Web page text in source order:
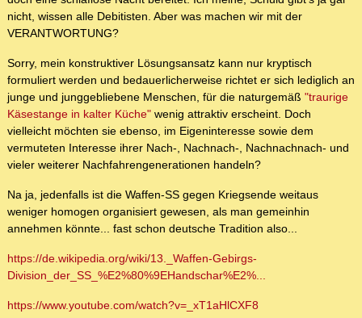
nicht, wissen alle Debitisten. Aber was machen wir mit der
VERANTWORTUNG?
Sorry, mein konstruktiver Lösungsansatz kann nur kryptisch
formuliert werden und bedauerlicherweise richtet er sich lediglich an
junge und junggebliebene Menschen, für die naturgemäß "traurige
Käsestange in kalter Küche" wenig attraktiv erscheint. Doch
vielleicht möchten sie ebenso, im Eigeninteresse sowie dem
vermuteten Interesse ihrer Nach-, Nachnach-, Nachnachnach- und
vieler weiterer Nachfahrengenerationen handeln?
Na ja, jedenfalls ist die Waffen-SS gegen Kriegsende weitaus
weniger homogen organisiert gewesen, als man gemeinhin
annehmen könnte... fast schon deutsche Tradition also...
https://de.wikipedia.org/wiki/13._Waffen-Gebirgs-
Division_der_SS_%E2%80%9EHandschar%E2%...
https://www.youtube.com/watch?v=_xT1aHlCXF8